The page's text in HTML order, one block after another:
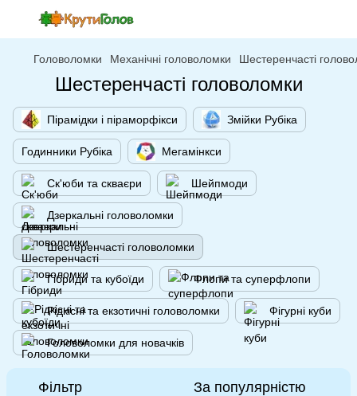
Головоломки Механічні головоломки Шестеренчасті
Шестеренчасті головоломки
Пірамідки і піраморфікси Змійки Рубіка
Годинники Рубіка Мегамінкси
Ск'юби та скваєри Шейпмоди
Дзеркальні головоломки
Шестеренчасті головоломки
Гібриди та кубоїди Флопи та суперфлопи
Рідкісні та екзотичні головоломки Фігурні куби
Головоломки для новачків
Фільтр За популярністю